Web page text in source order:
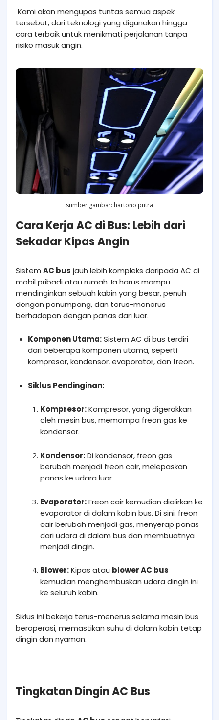
Kami akan mengupas tuntas semua aspek
tersebut, dari teknologi yang digunakan hingga
cara terbaik untuk menikmati perjalanan tanpa
risiko masuk angin.
sumber gambar: hartono putra
Cara Kerja AC di Bus: Lebih dari
Sekadar Kipas Angin
Sistem AC bus jauh lebih kompleks daripada AC di
mobil pribadi atau rumah. Ia harus mampu
mendinginkan sebuah kabin yang besar, penuh
dengan penumpang, dan terus-menerus
berhadapan dengan panas dari luar.
Komponen Utama:Sistem AC di bus terdiri
dari beberapa komponen utama, seperti
kompresor, kondensor, evaporator, dan freon.
Siklus Pendinginan:
Kompresor:Kompresor, yang digerakkan
oleh mesin bus, memompa freon gas ke
kondensor.
Kondensor:Di kondensor, freon gas
berubah menjadi freon cair, melepaskan
panas ke udara luar.
Evaporator:Freon cair kemudian dialirkan ke
evaporator di dalam kabin bus. Di sini, freon
cair berubah menjadi gas, menyerap panas
dari udara di dalam bus dan membuatnya
menjadi dingin.
Blower:Kipas atau blower AC bus
kemudian menghembuskan udara dingin ini
ke seluruh kabin.
Siklus ini bekerja terus-menerus selama mesin bus
beroperasi, memastikan suhu di dalam kabin tetap
dingin dan nyaman.
Tingkatan Dingin AC Bus